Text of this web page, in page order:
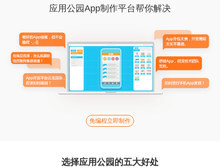
应用公园App制作平台帮你解决
免编程立即制作
选择应用公园的五大好处